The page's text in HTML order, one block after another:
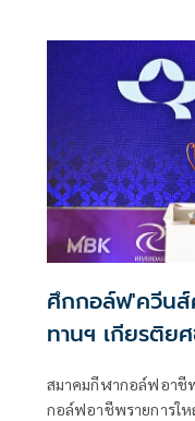
ศึกกอล์ฟ'ควีนส์
ทานฯ เกียรติย
สมาคมกีฬากอล์ฟอาชี
กอล์ฟอาชีพรายการใ